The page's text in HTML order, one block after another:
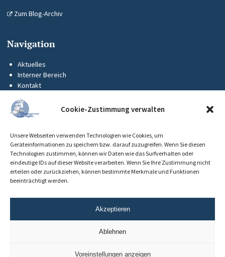
Cookie-Zustimmung verwalten
Unsere Webseiten verwenden Technologien wie Cookies, um
Geräteinformationen zu speichern bzw. darauf zuzugreifen. Wenn Sie diesen
Technologien zustimmen, können wir Daten wie das Surfverhalten oder
eindeutige IDs auf dieser Website verarbeiten. Wenn Sie Ihre Zustimmung nicht
erteilen oder zurückziehen, können bestimmte Merkmale und Funktionen
beeinträchtigt werden.
Akzeptieren
Ablehnen
Voreinstellungen anzeigen
Zum Blog-Archiv
Navigation
Aktuelles
Interner Bereich
Kontakt
Impressum
Datenschutz
Cookie-Richtlinie (EU)